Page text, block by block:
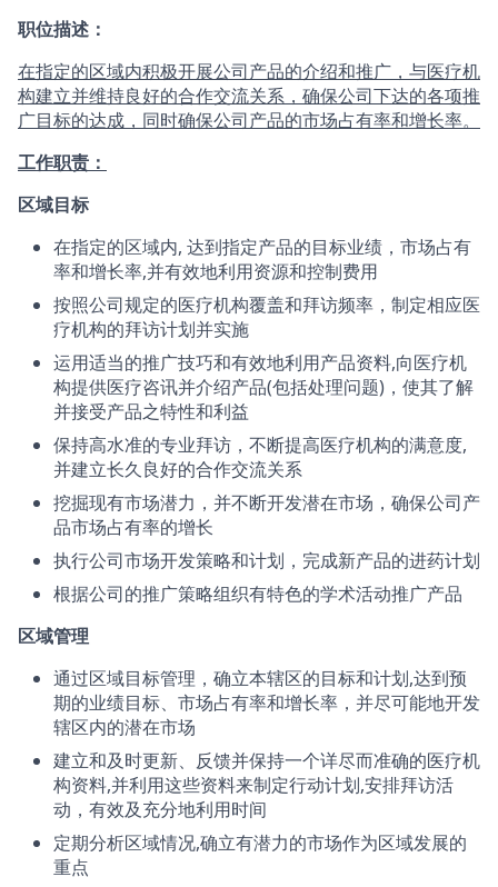
职位描述：
在指定的区域内积极开展公司产品的介绍和推广，与医疗机
构建立并维持良好的合作交流关系，确保公司下达的各项推
广目标的达成，同时确保公司产品的市场占有率和增长率。
工作职责：
区域目标
在指定的区域内, 达到指定产品的目标业绩，市场占有
率和增长率,并有效地利用资源和控制费用
按照公司规定的医疗机构覆盖和拜访频率，制定相应医
疗机构的拜访计划并实施
运用适当的推广技巧和有效地利用产品资料,向医疗机
构提供医疗咨讯并介绍产品(包括处理问题)，使其了解
并接受产品之特性和利益
保持高水准的专业拜访，不断提高医疗机构的满意度,
并建立长久良好的合作交流关系
挖掘现有市场潜力，并不断开发潜在市场，确保公司产
品市场占有率的增长
执行公司市场开发策略和计划，完成新产品的进药计划
根据公司的推广策略组织有特色的学术活动推广产品
区域管理
通过区域目标管理，确立本辖区的目标和计划,达到预
期的业绩目标、市场占有率和增长率，并尽可能地开发
辖区内的潜在市场
建立和及时更新、反馈并保持一个详尽而准确的医疗机
构资料,并利用这些资料来制定行动计划,安排拜访活
动，有效及充分地利用时间
定期分析区域情况,确立有潜力的市场作为区域发展的
重点